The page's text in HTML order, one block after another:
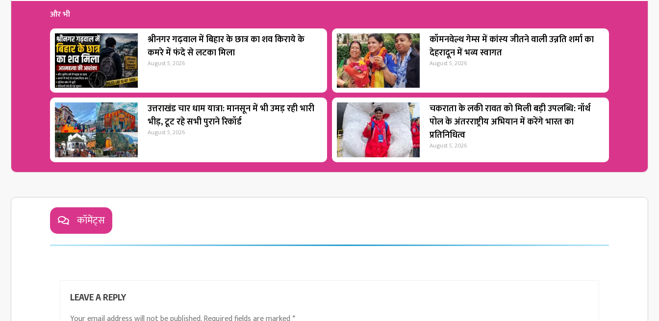
और भी
श्रीनगर गढ़वाल में बिहार के छात्र का शव किराये के
कमरे में फंदे से लटका मिला
August 5, 2026
कॉमनवेल्थ गेम्स में कांस्य जीतने वाली उन्नति शर्मा का
देहरादून में भव्य स्वागत
August 5, 2026
उत्तराखंड चार धाम यात्रा: मानसून में भी उमड़ रही भारी
भीड़, टूट रहे सभी पुराने रिकॉर्ड
August 5, 2026
चकराता के लकी रावत को मिली बड़ी उपलब्धि: नॉर्थ
पोल के अंतरराष्ट्रीय अभियान में करेंगे भारत का
प्रतिनिधित्व
August 5, 2026
कॉमेंट्स
LEAVE A REPLY